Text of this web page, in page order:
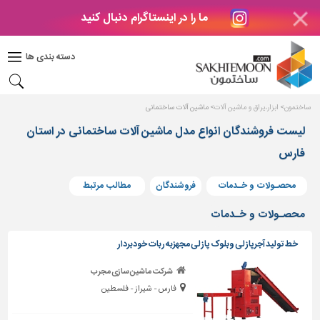
ما را در اینستاگرام دنبال کنید
دسته بندی ها
دکوراسیون
بتن
های
بتنی
پنجره
مصالح
پله،
نرده
و
حفاظ
ساختمون ابزار،یراق و ماشین آلات ماشین آلات ساختمانی
لیست فروشندگان انواع مدل ماشین آلات ساختمانی در استان
فارس
محصـولات و خـدمات فروشندگان مطالب مرتبط
محصـولات و خـدمات
خط تولید آجرپازلی وبلوک پازلی مجهزبه ربات خودبردار
شرکت ماشین سازی مجرب
فارس - شیراز - فلسطین